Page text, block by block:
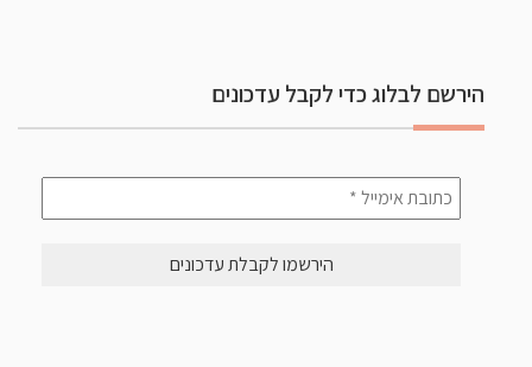
הירשם לבלוג כדי לקבל עדכונים
אימייל